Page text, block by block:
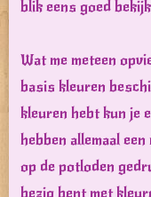
blik eens goed
Wat me meteen
basis kleuren
kleuren hebt kun je
hebben allemaal
op de potloden